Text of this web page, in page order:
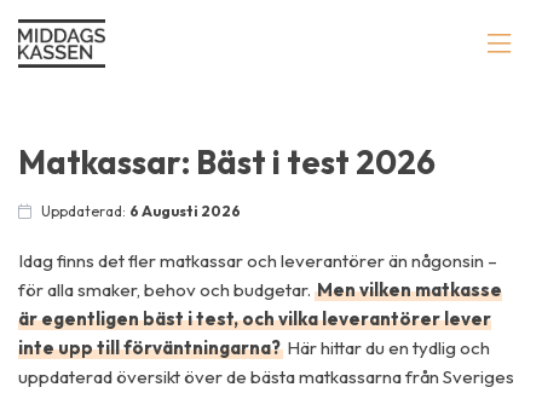
Matkassar: Bäst i test 2026
Uppdaterad: 6 Augusti 2026
Idag finns det fler matkassar och leverantörer än någonsin –
för alla smaker, behov och budgetar. Men vilken matkasse
är egentligen bäst i test, och vilka leverantörer lever
inte upp till förväntningarna? Här hittar du en tydlig och
uppdaterad översikt över de bästa matkassarna från Sveriges